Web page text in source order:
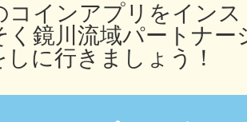
コインアプリをイン
く鏡川流域パートナー
しに行きましょう！